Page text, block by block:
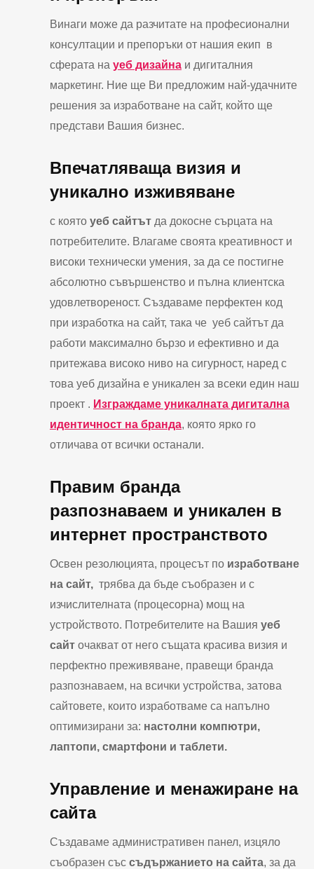
Винаги може да разчитате на професионални
консултации и препоръки от нашия екип в
сферата на уеб дизайна и дигиталния
маркетинг. Ние ще Ви предложим най-удачните
решения за изработване на сайт, който ще
представи Вашия бизнес.
Впечатляваща визия и
уникално изживяване
с която уеб сайтът да докосне сърцата на
потребителите. Влагаме своята креативност и
високи технически умения, за да се постигне
абсолютно съвършенство и пълна клиентска
удовлетвореност. Създаваме перфектен код
при изработка на сайт, така че уеб сайтът да
работи максимално бързо и ефективно и да
притежава високо ниво на сигурност, наред с
това уеб дизайна е уникален за всеки един наш
проект . Изграждаме уникалната дигитална
идентичност на бранда, която ярко го
отличава от всички останали.
Правим бранда
разпознаваем и уникален в
интернет пространството
Освен резолюцията, процесът по изработване
на сайт, трябва да бъде съобразен и с
изчислителната (процесорна) мощ на
устройството. Потребителите на Вашия уеб
сайт очакват от него същата красива визия и
перфектно преживяване, правещи бранда
разпознаваем, на всички устройства, затова
сайтовете, които изработваме са напълно
оптимизирани за: настолни компютри,
лаптопи, смартфони и таблети.
Управление и менажиране на
сайта
Създаваме административен панел, изцяло
съобразен със съдържанието на сайта, за да